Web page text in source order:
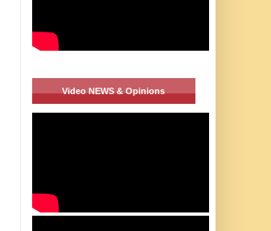
Video NEWS & Opinions